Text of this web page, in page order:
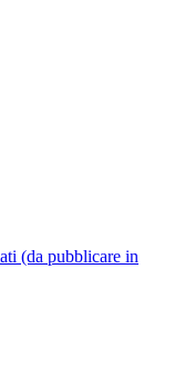
(da pubblicare in